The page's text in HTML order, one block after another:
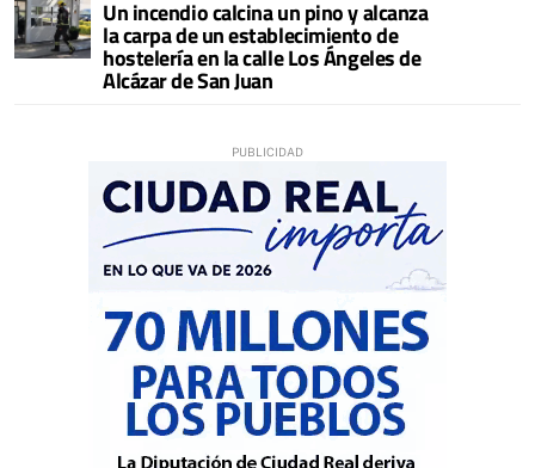
Un incendio calcina un pino y alcanza
la carpa de un establecimiento de
hostelería en la calle Los Ángeles de
Alcázar de San Juan